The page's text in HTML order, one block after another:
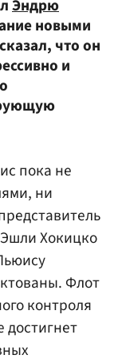
Эндрю
новыми
что он
и
пока не
ни
Хокицко
Флот
контроля
достигнет